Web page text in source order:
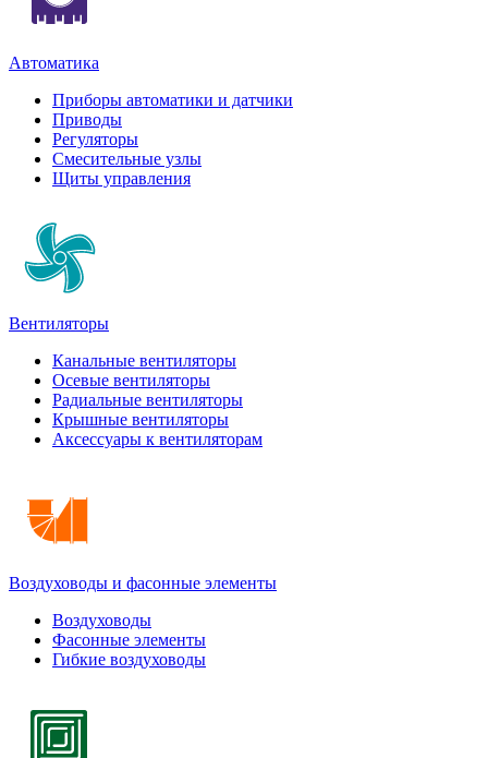
Автоматика
Приборы автоматики и датчики
Приводы
Регуляторы
Смесительные узлы
Щиты управления
Вентиляторы
Канальные вентиляторы
Осевые вентиляторы
Радиальные вентиляторы
Крышные вентиляторы
Аксессуары к вентиляторам
Воздуховоды и фасонные элементы
Воздуховоды
Фасонные элементы
Гибкие воздуховоды